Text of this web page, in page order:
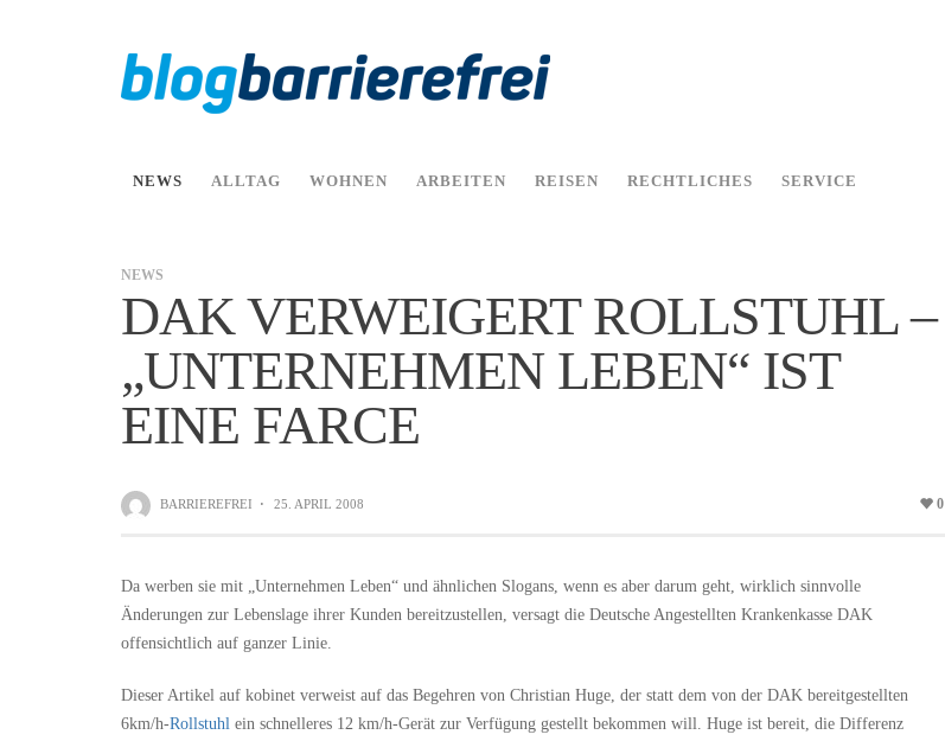
NEWS ALLTAG WOHNEN ARBEITEN REISEN RECHTLICHES SERVICE
NEWS
DAK VERWEIGERT ROLLSTUHL –
„UNTERNEHMEN LEBEN“ IST
EINE FARCE
BARRIEREFREI · 25. APRIL 2008 0
Da werben sie mit „Unternehmen Leben“ und ähnlichen Slogans, wenn es aber darum geht, wirklich sinnvolle
Änderungen zur Lebenslage ihrer Kunden bereitzustellen, versagt die Deutsche Angestellten Krankenkasse DAK
offensichtlich auf ganzer Linie.
Dieser Artikel auf kobinet verweist auf das Begehren von Christian Huge, der statt dem von der DAK bereitgestellten
6km/h-Rollstuhl ein schnelleres 12 km/h-Gerät zur Verfügung gestellt bekommen will. Huge ist bereit, die Differenz